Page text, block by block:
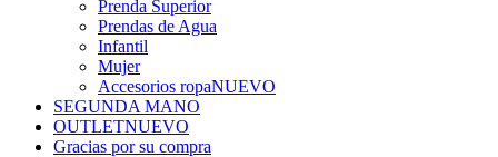
Prenda Superior
Prendas de Agua
Infantil
Mujer
Accesorios ropaNUEVO
SEGUNDA MANO
OUTLETNUEVO
Gracias por su compra